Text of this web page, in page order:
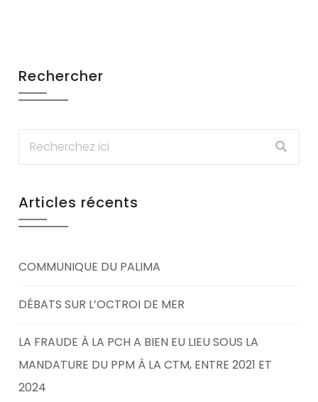
Rechercher
Articles récents
COMMUNIQUE DU PALIMA
DÉBATS SUR L’OCTROI DE MER
LA FRAUDE À LA PCH A BIEN EU LIEU SOUS LA
MANDATURE DU PPM À LA CTM, ENTRE 2021 ET
2024